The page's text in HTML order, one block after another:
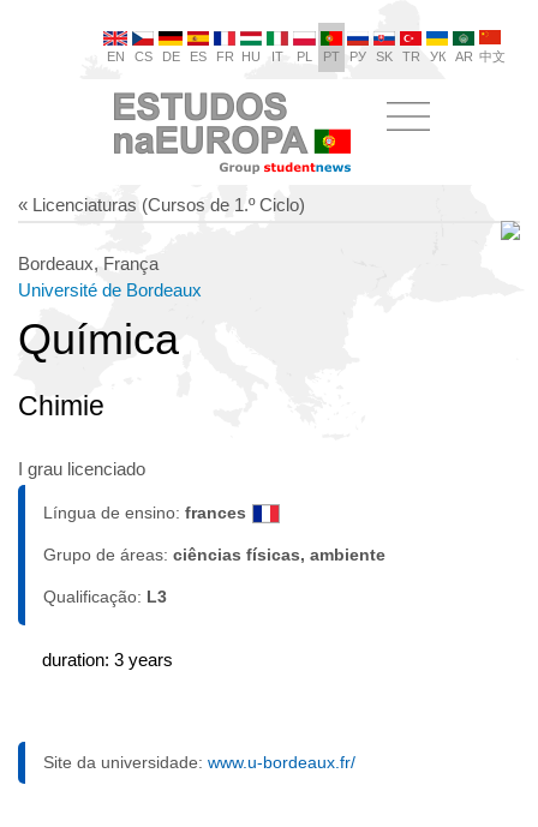
EN CS DE ES FR HU IT PL PT РУ SK TR УК AR 中文
« Licenciaturas (Cursos de 1.º Ciclo)
Bordeaux, França
Université de Bordeaux
Química
Chimie
I grau licenciado
Língua de ensino: frances
Grupo de áreas: ciências físicas, ambiente
Qualificação: L3
duration: 3 years
Site da universidade: www.u-bordeaux.fr/